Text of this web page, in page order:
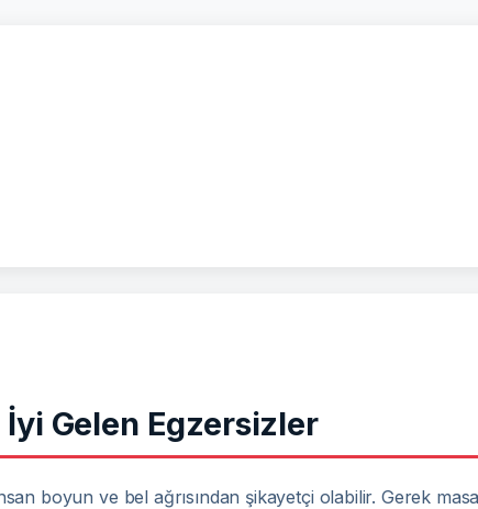
İyi Gelen Egzersizler
boyun ve bel ağrısından şikayetçi olabilir. Gerek